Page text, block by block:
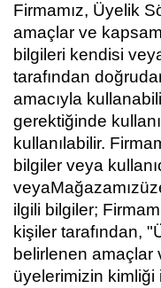
Firmamız, Üyelik
amaçlar ve
bilgileri kendisi
tarafından
amacıyla
gerektiğinde
kullanılabilir.
bilgiler veya
veyaMağazamız
ilgili bilgiler;
kişiler tarafından,
belirlenen amaçlar
üyelerimizin